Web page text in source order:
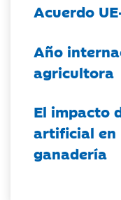
Acuerdo
Año
agricultora
El impacto
artificial en
ganadería